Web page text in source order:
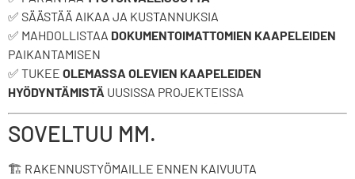
✅ SÄÄSTÄÄ AIKAA JA KUSTANNUKSIA
✅ MAHDOLLISTAA DOKUMENTOIMATTOMIEN KAAPELEIDEN
PAIKANTAMISEN
✅ TUKEE OLEMASSA OLEVIEN KAAPELEIDEN
HYÖDYNTÄMISTÄ UUSISSA PROJEKTEISSA
SOVELTUU MM.
🏗️ RAKENNUSTYÖMAILLE ENNEN KAIVUUTA